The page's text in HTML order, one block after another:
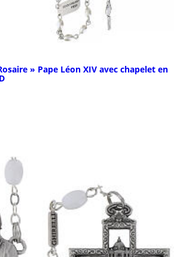
» Pape Léon XIV avec chapelet en